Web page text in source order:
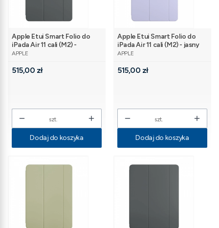
Apple Etui Smart Folio do
iPada Air 11 cali (M2) -
grafitowe
PRODUCENT
APPLE
Cena
515,00 zł
szt.
Dodaj do koszyka
Apple Etui Smart Folio do
iPada Air 11 cali (M2) - jasny
fiołkowy
PRODUCENT
APPLE
Cena
515,00 zł
szt.
Dodaj do koszyka